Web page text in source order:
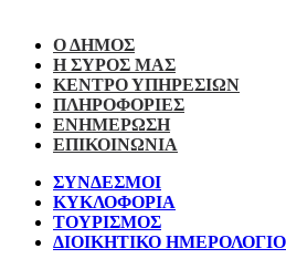
Ο ΔΗΜΟΣ
Η ΣΥΡΟΣ ΜΑΣ
ΚΕΝΤΡΟ ΥΠΗΡΕΣΙΩΝ
ΠΛΗΡΟΦΟΡΙΕΣ
ΕΝΗΜΕΡΩΣΗ
ΕΠΙΚΟΙΝΩΝΙΑ
ΣΥΝΔΕΣΜΟΙ
ΚΥΚΛΟΦΟΡΙΑ
ΤΟΥΡΙΣΜΟΣ
ΔΙΟΙΚΗΤΙΚΟ ΗΜΕΡΟΛΟΓΙΟ